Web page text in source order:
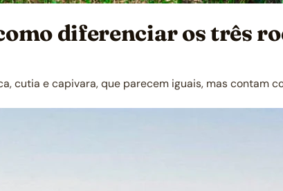
diferenciar os três
cutia e capivara, que parecem iguais, mas contam